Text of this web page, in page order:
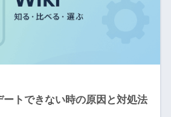
トできない時の原因と対処法